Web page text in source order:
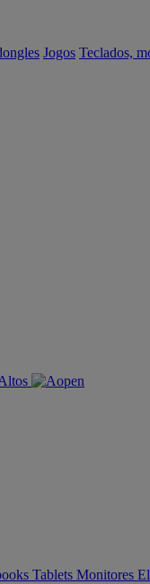
Jogos Teclados,
Tablets Monitores